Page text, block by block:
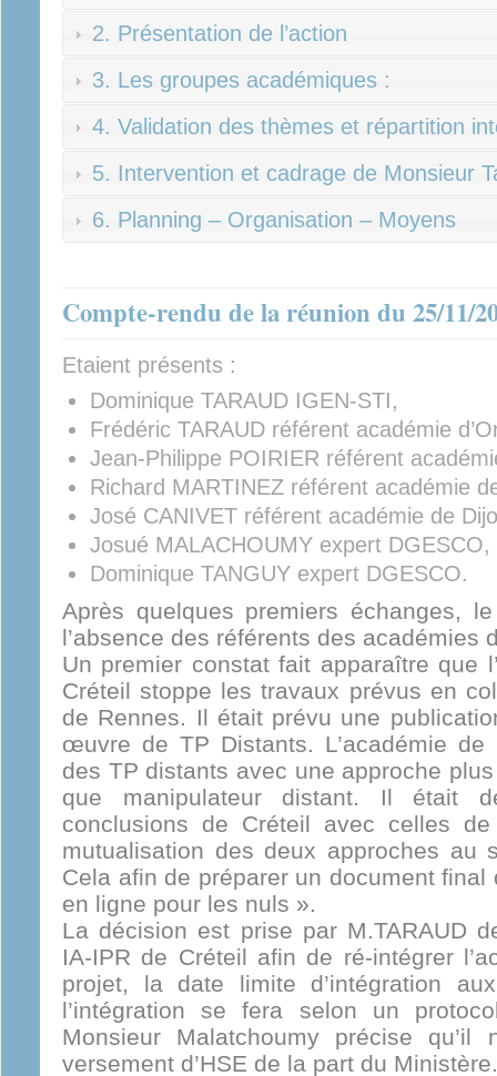
2. Présentation de l’action
3. Les groupes académiques :
4. Validation des thèmes et répartition
5. Intervention et cadrage de Monsieur
6. Planning – Organisation – Moyens
Compte-rendu de la réunion du 25/11/
Etaient présents :
Dominique TARAUD IGEN-STI,
Frédéric TARAUD référent académie
Jean-Philippe POIRIER référent
Richard MARTINEZ référent académie
José CANIVET référent académie de
Josué MALACHOUMY expert DGESCO,
Dominique TANGUY expert DGESCO.
Après quelques premiers échanges,
l’absence des référents des académies
Un premier constat fait apparaître que
Créteil stoppe les travaux prévus en
de Rennes. Il était prévu une
œuvre de TP Distants. L’académie
des TP distants avec une approche plus
que manipulateur distant. Il était
conclusions de Créteil avec celles
mutualisation des deux approches au
Cela afin de préparer un document
en ligne pour les nuls ».
La décision est prise par M.TARAUD
IA-IPR de Créteil afin de ré-intégrer
projet, la date limite d’intégration
l’intégration se fera selon un
Monsieur Malatchoumy précise
versement d’HSE de la part du Ministère.